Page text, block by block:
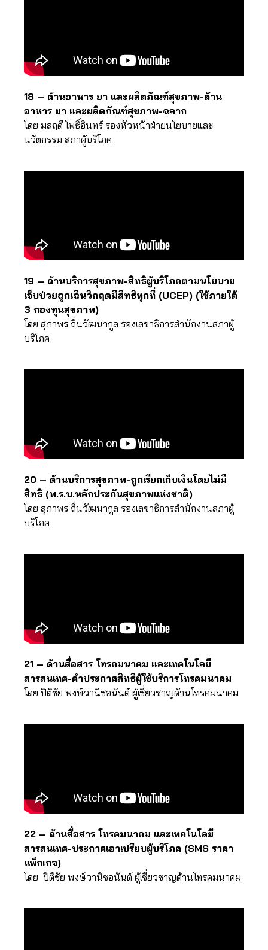
18 – ด้านอาหาร ยา และผลิตภัณฑ์สุขภาพ-ด้าน
อาหาร ยา และผลิตภัณฑ์สุขภาพ-ฉลาก
โดย มลฤดี โพธิ์อินทร์ รองหัวหน้าฝ่ายนโยบายและ
นวัตกรรม สภาผู้บริโภค
19 – ด้านบริการสุขภาพ-สิทธิผู้บริโภคตามนโยบาย
เจ็บป่วยฉุกเฉินวิกฤตมีสิทธิทุกที่ (UCEP) (ใช้ภายใต้
3 กองทุนสุขภาพ)
โดย สุภาพร ถิ่นวัฒนากูล รองเลขาธิการสำนักงานสภาผู้
บริโภค
20 – ด้านบริการสุขภาพ-ถูกเรียกเก็บเงินโดยไม่มี
สิทธิ (พ.ร.บ.หลักประกันสุขภาพแห่งชาติ)
โดย สุภาพร ถิ่นวัฒนากูล รองเลขาธิการสำนักงานสภาผู้
บริโภค
21 – ด้านสื่อสาร โทรคมนาคม และเทคโนโลยี
สารสนเทศ-คำประกาศสิทธิผู้ใช้บริการโทรคมนาคม
โดย ปิติชัย พงษ์วานิชอนันต์ ผู้เชี่ยวชาญด้านโทรคมนาคม
22 – ด้านสื่อสาร โทรคมนาคม และเทคโนโลยี
สารสนเทศ-ประกาศเอาเปรียบผู้บริโภค (SMS ราคา
แพ็กเกจ)
โดย ปิติชัย พงษ์วานิชอนันต์ ผู้เชี่ยวชาญด้านโทรคมนาคม